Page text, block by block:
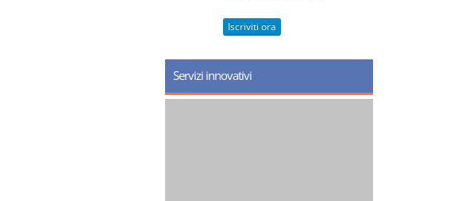
Iscriviti ora
Servizi innovativi